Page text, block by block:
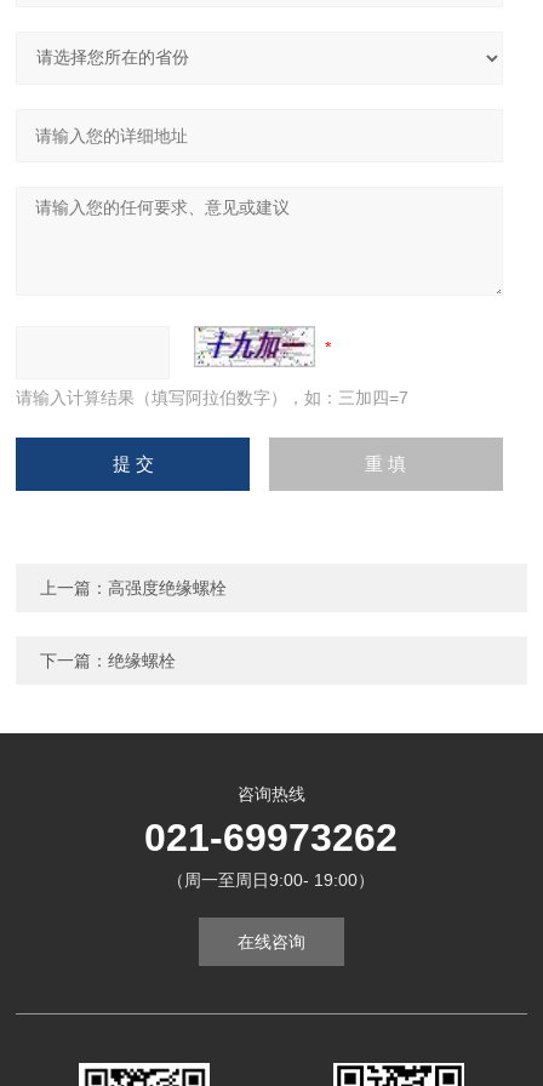
请输入计算结果（填写阿拉伯数字），如：三加四=7
上一篇：高强度绝缘螺栓
下一篇：绝缘螺栓
咨询热线
021-69973262
（周一至周日9:00- 19:00）
在线咨询